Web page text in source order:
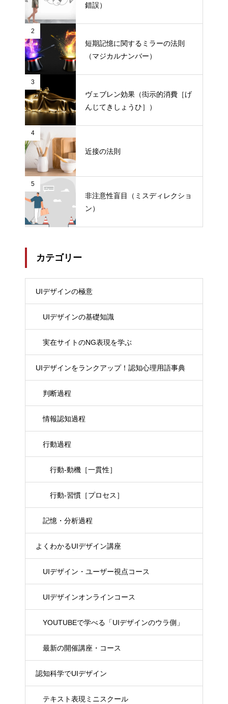
錯誤）
2
短期記憶に関するミラーの法則
（マジカルナンバー）
3
ヴェブレン効果（衒示的消費［げ
んじてきしょうひ］）
4
近接の法則
5
非注意性盲目（ミスディレクショ
ン）
カテゴリー
UIデザインの極意
UIデザインの基礎知識
実在サイトのNG表現を学ぶ
UIデザインをランクアップ！認知心理用語事典
判断過程
情報認知過程
行動過程
行動-動機［一貫性］
行動-習慣［プロセス］
記憶・分析過程
よくわかるUIデザイン講座
UIデザイン・ユーザー視点コース
UIデザインオンラインコース
YOUTUBEで学べる「UIデザインのウラ側」
最新の開催講座・コース
認知科学でUIデザイン
テキスト表現ミニスクール